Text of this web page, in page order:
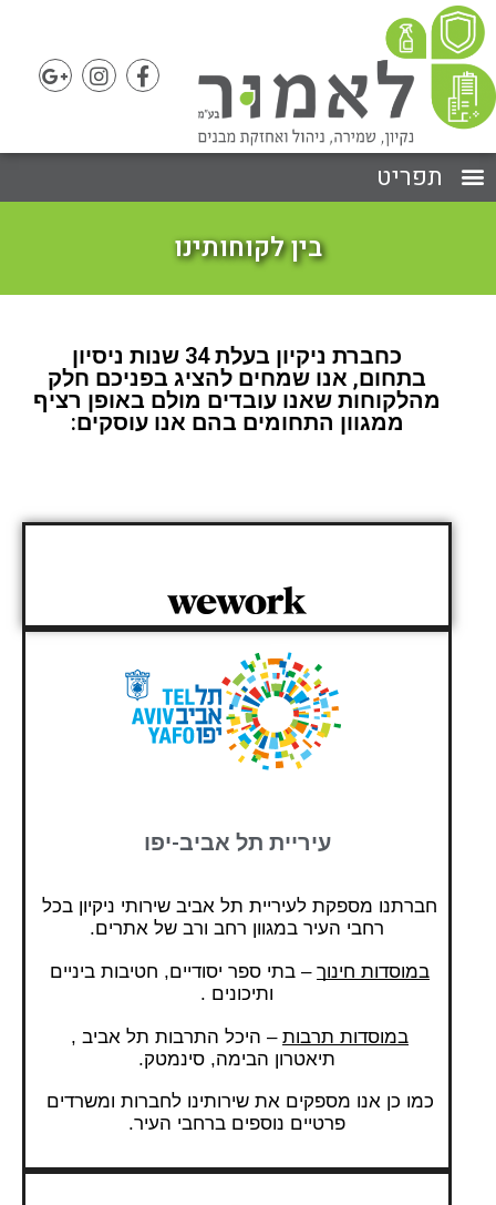
בין לקוחותינו
כחברת ניקיון בעלת 34 שנות ניסיון
בתחום, אנו שמחים להציג בפניכם חלק
מהלקוחות שאנו עובדים מולם באופן רציף
ממגוון התחומים בהם אנו עוסקים:
עיריית תל אביב-יפו
רחבי העיר במגוון רחב ורב של אתרים.
במוסדות חינוך
ותיכונים .
במוסדות תרבות
תיאטרון הבימה, סינמטק.
פרטיים נוספים ברחבי העיר.